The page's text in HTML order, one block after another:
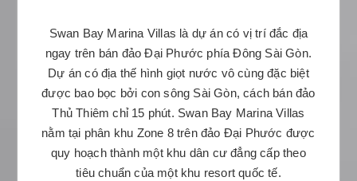
Swan Bay Marina Villas là dự án có vị trí đắc địa
ngay trên bán đảo Đại Phước phía Đông Sài Gòn.
Dự án có địa thế hình giọt nước vô cùng đặc biệt
được bao bọc bởi con sông Sài Gòn, cách bán đảo
Thủ Thiêm chỉ 15 phút. Swan Bay Marina Villas
nằm tại phân khu Zone 8 trên đảo Đại Phước được
quy hoạch thành một khu dân cư đẳng cấp theo
tiêu chuẩn của một khu resort quốc tế.